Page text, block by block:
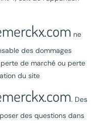
ne
des dommages
de marché ou perte
du site
. Des
des questions dans